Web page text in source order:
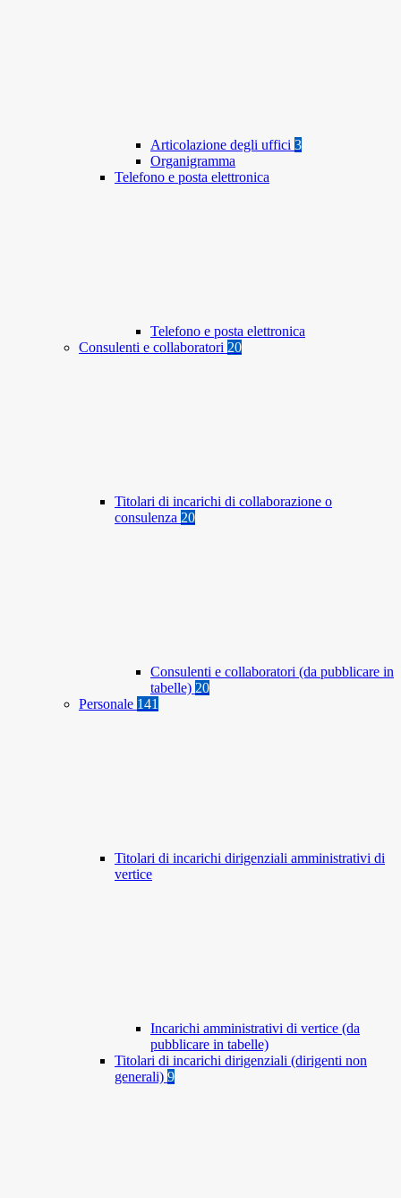
Articolazione degli uffici 3
Organigramma
Telefono e posta elettronica
Telefono e posta elettronica
Consulenti e collaboratori 20
Titolari di incarichi di collaborazione o
consulenza 20
Consulenti e collaboratori (da pubblicare in
tabelle) 20
Personale 141
Titolari di incarichi dirigenziali amministrativi di
vertice
Incarichi amministrativi di vertice (da
pubblicare in tabelle)
Titolari di incarichi dirigenziali (dirigenti non
generali) 9